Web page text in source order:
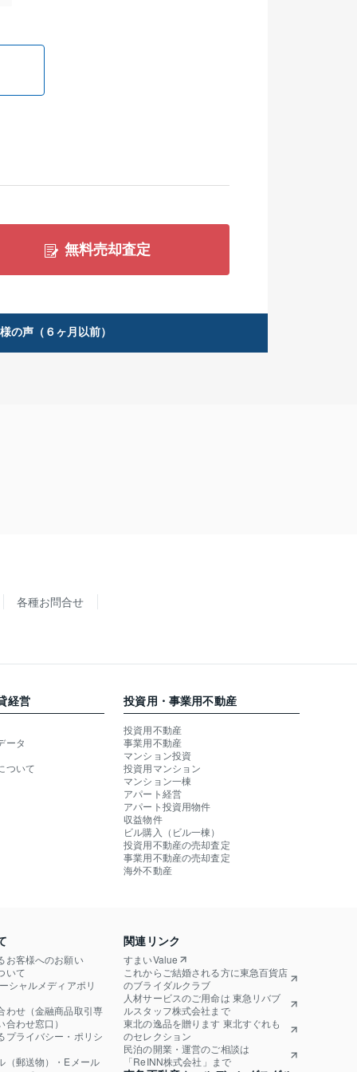
無料売却査定
の声（６ヶ月以前）
各種お問合せ
経営
ータ
ついて
投資用・事業用不動産
投資用不動産
事業用不動産
マンション投資
投資用マンション
マンション一棟
アパート経営
アパート投資用物件
収益物件
ビル購入（ビル一棟）
投資用不動産の売却査定
事業用不動産の売却査定
海外不動産
お客様へのお願い
いて
シャルメディアポリ
わせ（金融商品取引専
わせ窓口）
プライバシー・ポリシ
（郵送物）・Eメール
関連リンク
すまいValue
これからご結婚される方に東急百貨店
のブライダルクラブ
人材サービスのご用命は 東急リバブ
ルスタッフ株式会社まで
東北の逸品を贈ります 東北すぐれも
のセレクション
民泊の開業・運営のご相談は
「ReINN株式会社」まで